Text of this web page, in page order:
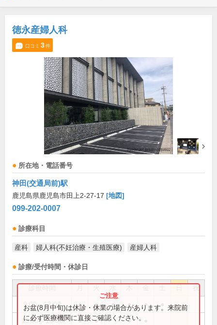
徳永産婦人科
口コミ 3件
所在地・電話番号
神田(交通局前)駅
鹿児島県鹿児島市田上2-27-17 [地図]
099-202-0007
診療科目
産科 婦人科(不妊治療・生殖医療) 産婦人科
診療/受付時間・休診日
祝
9:00～13:00 ● ● ● ● ●
15:00～18:00 ● ● ●
お盆(8月中旬)は休診・休業の場合があります。来院前
に必ず医療機関に直接ご確認ください。